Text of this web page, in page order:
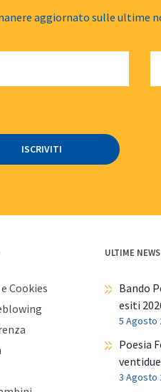
aggiornato sulle ultime
Cookies
ULTIME NEWS
Bando
esiti
5 Agosto
Poesia
3 Agosto